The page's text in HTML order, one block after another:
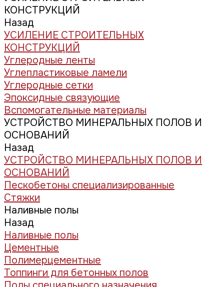
КОНСТРУКЦИЙ
Назад
УСИЛЕНИЕ СТРОИТЕЛЬНЫХ
КОНСТРУКЦИЙ
Углеродные ленты
Углепластиковые ламели
Углеродные сетки
Эпоксидные связующие
Вспомогательные материалы
УСТРОЙСТВО МИНЕРАЛЬНЫХ ПОЛОВ И
ОСНОВАНИЙ
Назад
УСТРОЙСТВО МИНЕРАЛЬНЫХ ПОЛОВ И
ОСНОВАНИЙ
Пескобетоны специализированные
Стяжки
Наливные полы
Назад
Наливные полы
Цементные
Полимерцементные
Топпинги для бетонных полов